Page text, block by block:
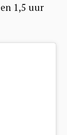
1,5 uur